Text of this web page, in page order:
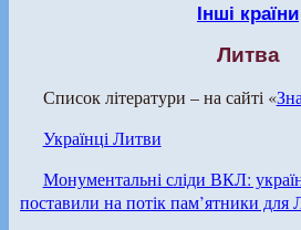
Інші країни
Литва
Список літератури – на сайті «
Українці Литви
Монументальні сліди ВКЛ:
поставили на потік пам’ятники для